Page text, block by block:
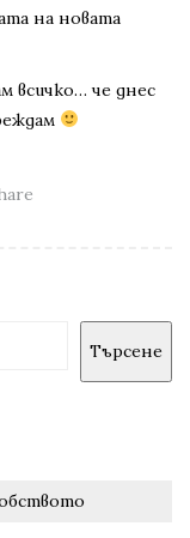
на новата
всичко… че днес
Търсене